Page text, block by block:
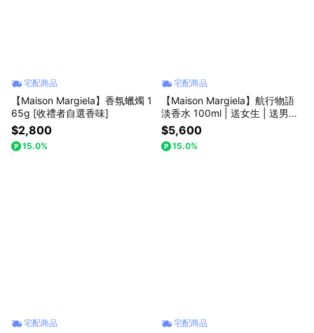
宅配商品
【Maison Margiela】香氛蠟燭 1
65g [收禮者自選香味]
$2,800
15.0%
宅配商品
【Maison Margiela】航行物語
淡香水 100ml | 送女生 | 送男生
| 生日禮物 | 父親節 | 七夕情人
節
$5,600
15.0%
宅配商品 宅配商品